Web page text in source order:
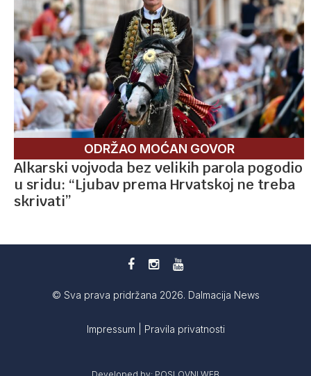
ODRŽAO MOĆAN GOVOR
Alkarski vojvoda bez velikih parola pogodio
u sridu: “Ljubav prema Hrvatskoj ne treba
skrivati”
© Sva prava pridržana 2026. Dalmacija News
Impressum Pravila privatnosti